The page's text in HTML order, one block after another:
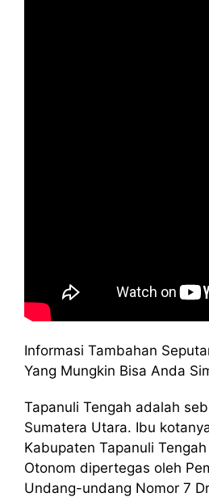
Informasi Tambahan
Yang Mungkin Bisa Anda
Tapanuli Tengah adalah
Sumatera Utara. Ibu
Kabupaten Tapanuli
Otonom dipertegas oleh
Undang-undang Nomor 7